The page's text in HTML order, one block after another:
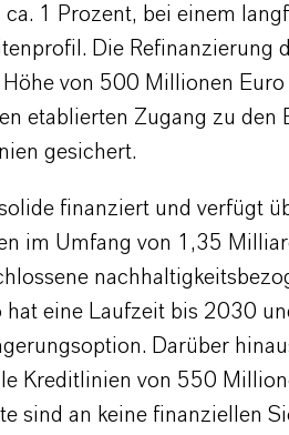
1 Prozent, bei einem
Die Refinanzierung
von 500 Millionen Euro
etablierten Zugang zu den
gesichert.
finanziert und verfügt
im Umfang von 1,35
eine Laufzeit bis 2030
Darüber
Kreditlinien von 550
sind an keine finanziellen